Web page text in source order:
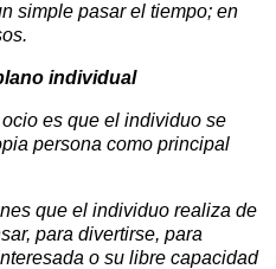
simple pasar el tiempo; en
individual
es que el individuo se
persona como principal
que el individuo realiza de
para divertirse, para
o su libre capacidad